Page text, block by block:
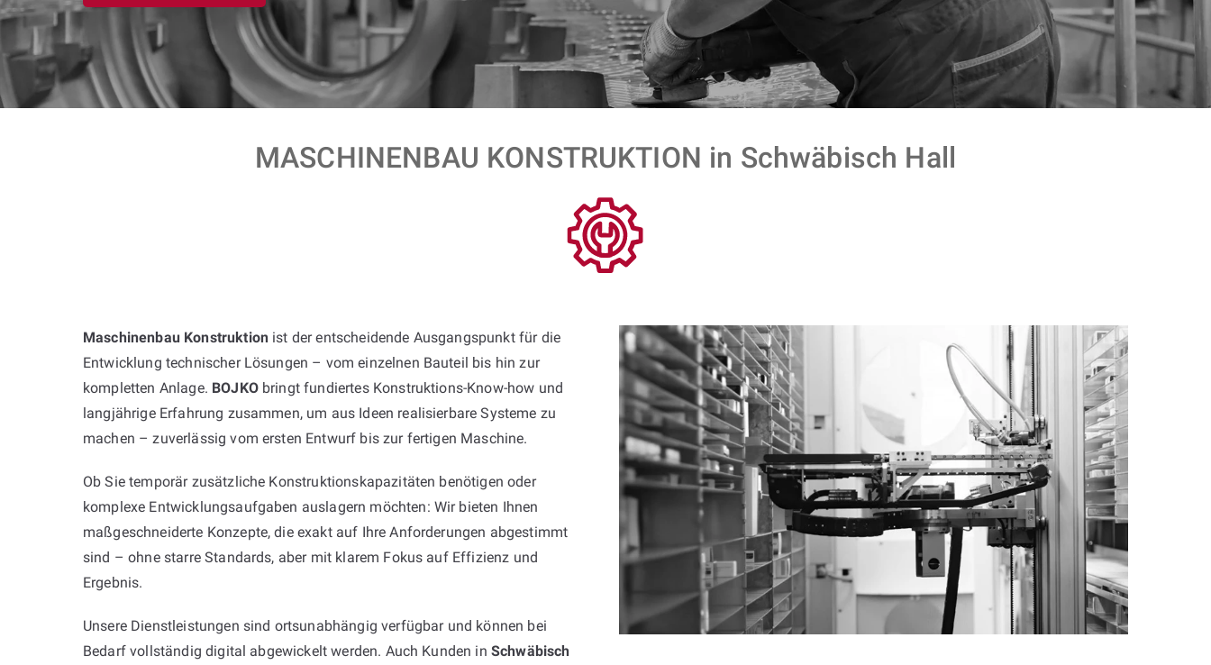
MASCHINENBAU KONSTRUKTION in Schwäbisch Hall
Maschinenbau Konstruktion ist der entscheidende Ausgangspunkt für die
Entwicklung technischer Lösungen – vom einzelnen Bauteil bis hin zur
kompletten Anlage. BOJKObringt fundiertes Konstruktions-Know-how und
langjährige Erfahrung zusammen, um aus Ideen realisierbare Systeme zu
machen – zuverlässig vom ersten Entwurf bis zur fertigen Maschine.
Ob Sie temporär zusätzliche Konstruktionskapazitäten benötigen oder
komplexe Entwicklungsaufgaben auslagern möchten: Wir bieten Ihnen
maßgeschneiderte Konzepte, die exakt auf Ihre Anforderungen abgestimmt
sind – ohne starre Standards, aber mit klarem Fokus auf Effizienz und
Ergebnis.
Unsere Dienstleistungen sind ortsunabhängig verfügbar und können bei
Bedarf vollständig digital abgewickelt werden. Auch Kunden in Schwäbisch